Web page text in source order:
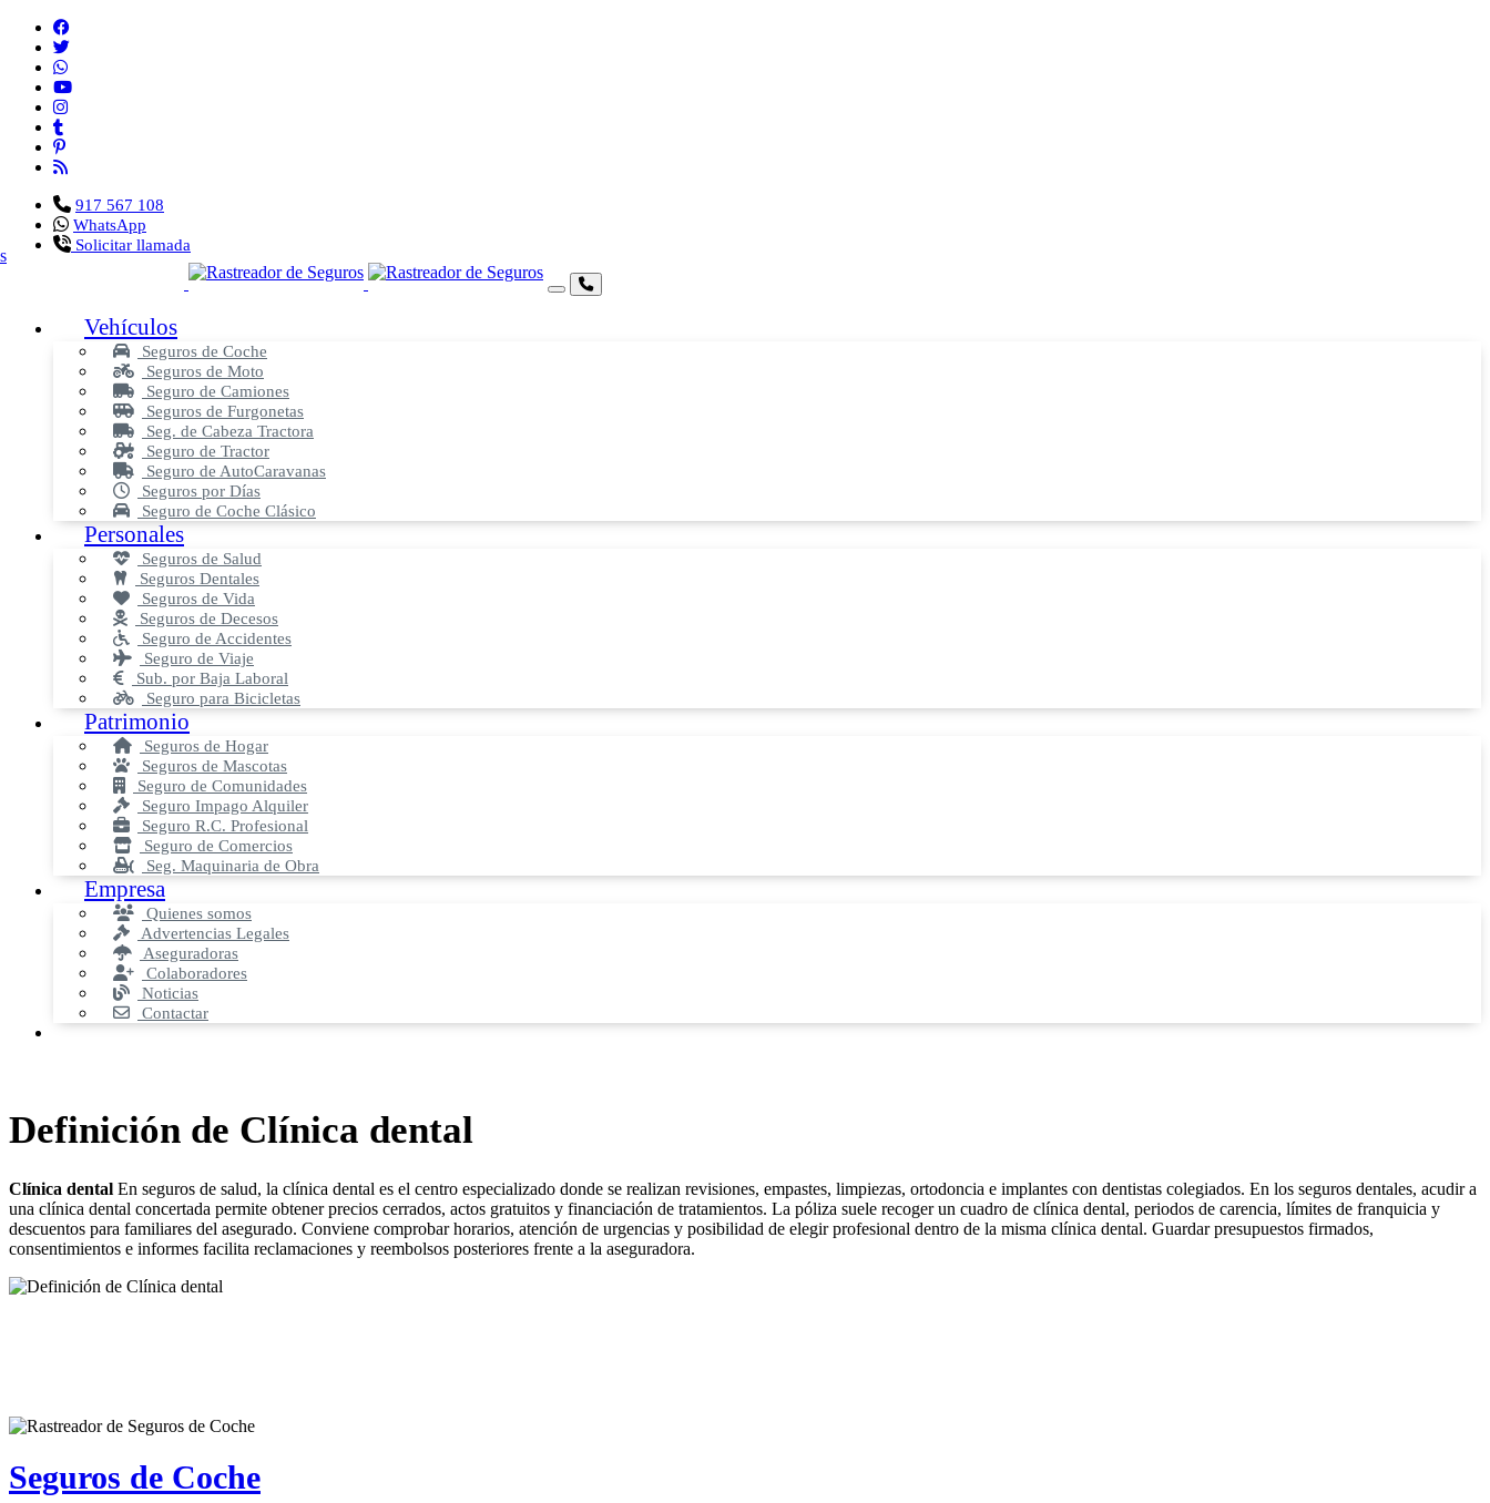
917 567 108
WhatsApp
Solicitar llamada
Vehículos
Seguros de Coche
Seguros de Moto
Seguro de Camiones
Seguros de Furgonetas
Seg. de Cabeza Tractora
Seguro de Tractor
Seguro de AutoCaravanas
Seguros por Días
Seguro de Coche Clásico
Personales
Seguros de Salud
Seguros Dentales
Seguros de Vida
Seguros de Decesos
Seguro de Accidentes
Seguro de Viaje
Sub. por Baja Laboral
Seguro para Bicicletas
Patrimonio
Seguros de Hogar
Seguros de Mascotas
Seguro de Comunidades
Seguro Impago Alquiler
Seguro R.C. Profesional
Seguro de Comercios
Seg. Maquinaria de Obra
Empresa
Quienes somos
Advertencias Legales
Aseguradoras
Colaboradores
Noticias
Contactar
Definición de Clínica dental
Clínica dental En seguros de salud, la clínica dental es el centro especializado donde se realizan revisiones, empastes, limpiezas, ortodoncia e implantes con dentistas colegiados. En los seguros dentales, acudir a
una clínica dental concertada permite obtener precios cerrados, actos gratuitos y financiación de tratamientos. La póliza suele recoger un cuadro de clínica dental, periodos de carencia, límites de franquicia y
descuentos para familiares del asegurado. Conviene comprobar horarios, atención de urgencias y posibilidad de elegir profesional dentro de la misma clínica dental. Guardar presupuestos firmados,
consentimientos e informes facilita reclamaciones y reembolsos posteriores frente a la aseguradora.
Seguros de Coche